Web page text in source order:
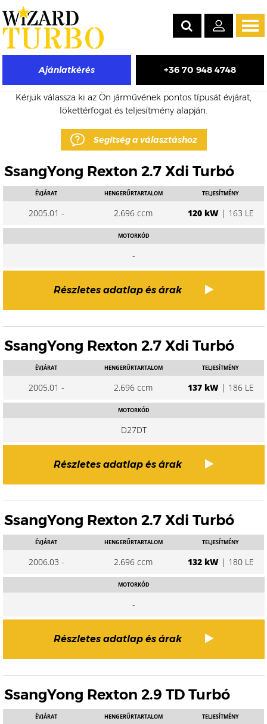
Ajánlatkérés +36 70 948 4748
SsangYong Rexton eladó turbó árak
Kérjük válassza ki az Ön járművének pontos típusát évjárat,
lökettérfogat és teljesítmény alapján.
Segítség a választáshoz
SsangYong Rexton 2.7 Xdi Turbó
ÉVJÁRAT
2005.01 -
HENGERŰRTARTALOM
2.696 ccm
TELJESÍTMÉNY
120 kW| 163 LE
MOTORKÓD
-
Részletes adatlap és árak
SsangYong Rexton 2.7 Xdi Turbó
ÉVJÁRAT
2005.01 -
HENGERŰRTARTALOM
2.696 ccm
TELJESÍTMÉNY
137 kW| 186 LE
MOTORKÓD
D27DT
Részletes adatlap és árak
SsangYong Rexton 2.7 Xdi Turbó
ÉVJÁRAT
2006.03 -
HENGERŰRTARTALOM
2.696 ccm
TELJESÍTMÉNY
132 kW| 180 LE
MOTORKÓD
-
Részletes adatlap és árak
SsangYong Rexton 2.9 TD Turbó
ÉVJÁRAT HENGERŰRTARTALOM TELJESÍTMÉNY